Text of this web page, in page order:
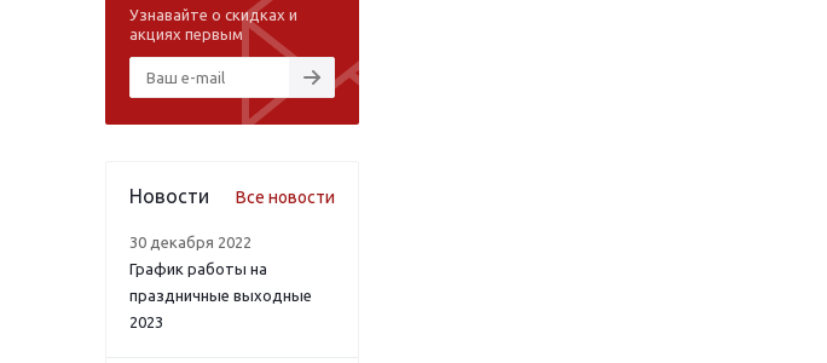
Узнавайте о скидках и
акциях первым
Новости Все новости
30 декабря 2022
График работы на
праздничные выходные
2023